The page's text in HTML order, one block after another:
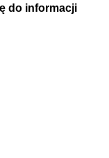
do informacji